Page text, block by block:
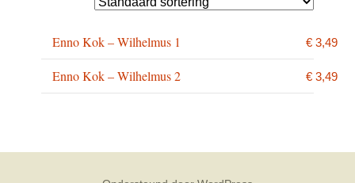
Enno Kok – Wilhelmus 1 € 3,49
Enno Kok – Wilhelmus 2 € 3,49